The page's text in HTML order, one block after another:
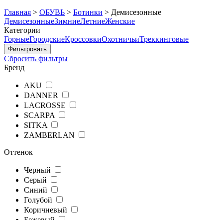
Главная > ОБУВЬ > Ботинки > Демисезонные
ДемисезонныеЗимниеЛетниеЖенские
Категории
ГорныеГородскиеКроссовкиОхотничьиТреккинговые
Сбросить фильтры
Бренд
AKU
DANNER
LACROSSE
SCARPA
SITKA
ZAMBERLAN
Оттенок
Черный
Серый
Синий
Голубой
Коричневый